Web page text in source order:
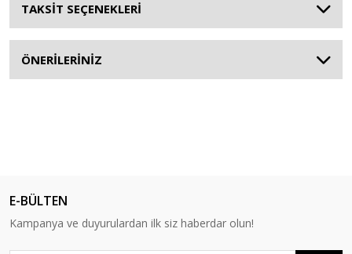
TAKSİT SEÇENEKLERİ
ÖNERİLERİNİZ
E-BÜLTEN
Kampanya ve duyurulardan ilk siz haberdar olun!